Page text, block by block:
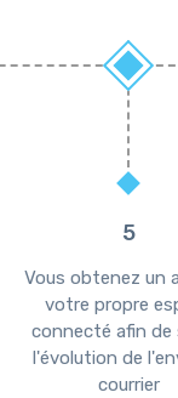
5
Vous obtenez un
votre propre
connecté afin de
l'évolution de
courrier